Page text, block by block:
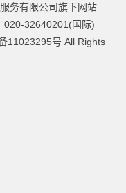
务有限公司旗下网站
020-32640201(国际)
11023295号 All Rights